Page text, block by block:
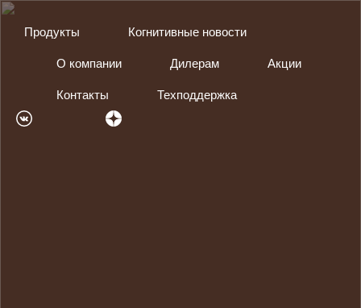
Продукты Когнитивные новости
О компании Дилерам Акции
Контакты Техподдержка